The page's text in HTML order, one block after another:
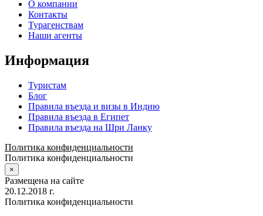
О компании
Контакты
Турагенствам
Наши агенты
Информация
Туристам
Блог
Правила въезда и визы в Индию
Правила въезда в Египет
Правила въезда на Шри Ланку
Политика конфиденциальности
Политика конфиденциальности
×
Размещена на сайте
20.12.2018 г.
Политика конфиденциальности